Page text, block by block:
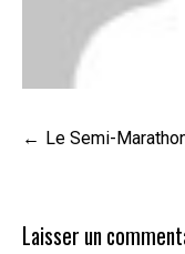
Navigation
Le Semi-
Laisser un